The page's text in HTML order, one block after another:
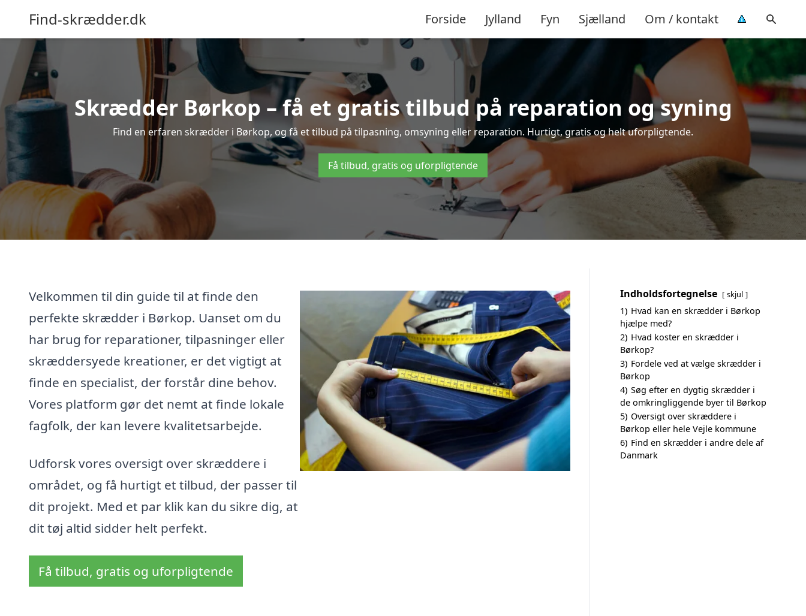
Find-skrædder.dk Forside Jylland Fyn Sjælland Om / kontakt
Skrædder Børkop – få et gratis tilbud på reparation og syning
Find en erfaren skrædder i Børkop, og få et tilbud på tilpasning, omsyning eller reparation. Hurtigt, gratis og helt uforpligtende.
Få tilbud, gratis og uforpligtende
Velkommen til din guide til at finde den
perfekte skrædder i Børkop. Uanset om du
har brug for reparationer, tilpasninger eller
skræddersyede kreationer, er det vigtigt at
finde en specialist, der forstår dine behov.
Vores platform gør det nemt at finde lokale
fagfolk, der kan levere kvalitetsarbejde.
Udforsk vores oversigt over skræddere i
området, og få hurtigt et tilbud, der passer til
dit projekt. Med et par klik kan du sikre dig, at
dit tøj altid sidder helt perfekt.
Få tilbud, gratis og uforpligtende
Indholdsfortegnelse skjul
1) Hvad kan en skrædder i Børkop
hjælpe med?
2) Hvad koster en skrædder i
Børkop?
3) Fordele ved at vælge skrædder i
Børkop
4) Søg efter en dygtig skrædder i
de omkringliggende byer til Børkop
5) Oversigt over skræddere i
Børkop eller hele Vejle kommune
6) Find en skrædder i andre dele af
Danmark